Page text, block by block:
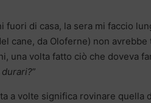
fuori di casa, la sera mi faccio
cane, da Oloferne) non
una volta fatto ciò che doveva
durari?”
a volte significa rovinare quella